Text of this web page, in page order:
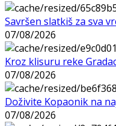
Savršen slatkiš za sva
07/08/2026
Kroz klisuru reke
07/08/2026
Doživite Kopaonik na
07/08/2026